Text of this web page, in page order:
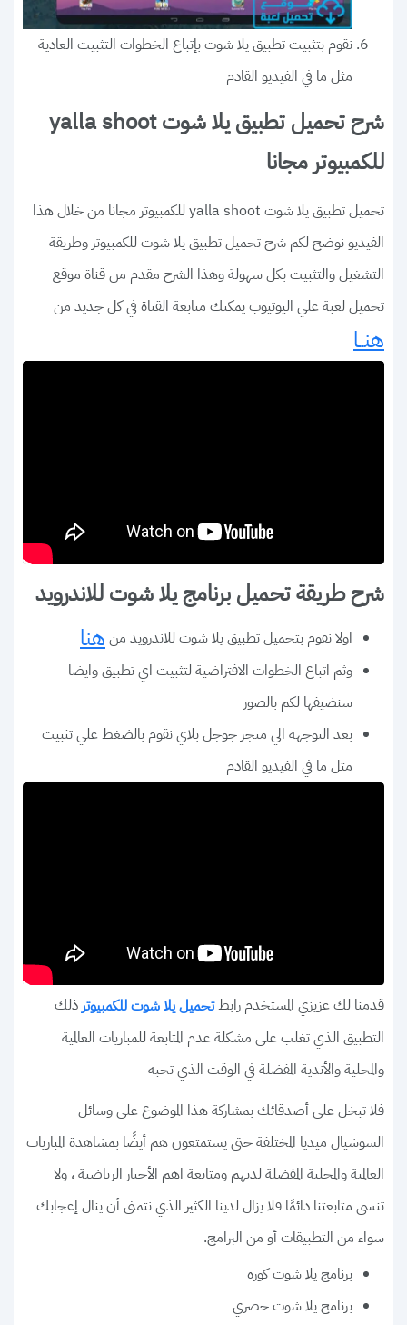
نقوم بتثبيت تطبيق يلا شوت بإتباع الخطوات التثبيت العادية
مثل ما في الفيديو القادم
شرح تحميل تطبيق يلا شوت yalla shoot
للكمبيوتر مجانا
تحميل تطبيق يلا شوت yalla shoot للكمبيوتر مجانا من خلال هذا
الفيديو نوضح لكم شرح تحميل تطبيق يلا شوت للكمبيوتر وطريقة
التشغيل والتثبيت بكل سهولة وهذا الشرح مقدم من قناة موقع
تحميل لعبة علي اليوتيوب يمكنك متابعة القناة في كل جديد من
هنــا
شرح طريقة تحميل برنامج يلا شوت للاندرويد
اولا نقوم بتحميل تطبيق يلا شوت للاندرويد منهنا
وثم اتباع الخطوات الافتراضية لتثبيت اي تطبيق وايضا
سنضيفها لكم بالصور
بعد التوجهه الي متجر جوجل بلاي نقوم بالضغط علي تثبيت
مثل ما في الفيديو القادم
قدمنا لك عزيزي المستخدم رابطتحميل يلا شوت للكمبيوترذلك
التطبيق الذي تغلب على مشكلة عدم المتابعة للمباريات العالمية
والمحلية والأندية المفضلة في الوقت الذي تحبه
فلا تبخل على أصدقائك بمشاركة هذا الموضوع على وسائل
السوشيال ميديا المختلفة حتى يستمتعون هم أيضًا بمشاهدة المباريات
العالمية والمحلية المفضلة لديهم ومتابعة اهم الأخبار الرياضية ، ولا
تنسى متابعتنا دائمًا فلا يزال لدينا الكثير الذي نتمنى أن ينال إعجابك
سواء من التطبيقات أو من البرامج.
برنامج يلا شوت كوره
برنامج يلا شوت حصري